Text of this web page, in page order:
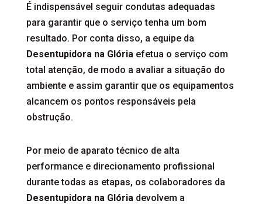
É indispensável seguir condutas adequadas
para garantir que o serviço tenha um bom
resultado. Por conta disso, a equipe da
Desentupidora na Glória efetua o serviço com
total atenção, de modo a avaliar a situação do
ambiente e assim garantir que os equipamentos
alcancem os pontos responsáveis pela
obstrução.
Por meio de aparato técnico de alta
performance e direcionamento profissional
durante todas as etapas, os colaboradores da
Desentupidora na Glória devolvem a